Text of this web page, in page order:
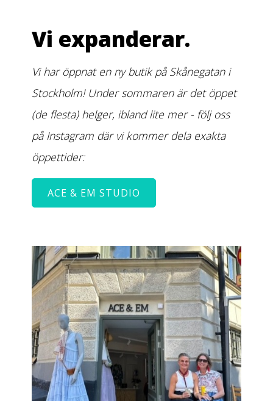
Vi expanderar.
Vi har öppnat en ny butik på Skånegatan i
Stockholm! Under sommaren är det öppet
(de flesta) helger, ibland lite mer - följ oss
på Instagram där vi kommer dela exakta
öppettider:
ACE & EM STUDIO